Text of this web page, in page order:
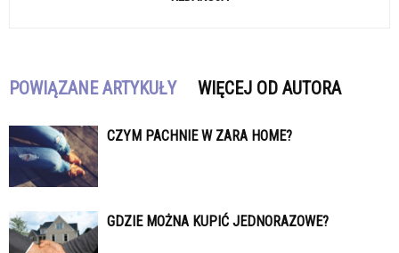
POWIĄZANE ARTYKUŁY WIĘCEJ OD AUTORA
CZYM PACHNIE W ZARA HOME?
GDZIE MOŻNA KUPIĆ JEDNORAZOWE?